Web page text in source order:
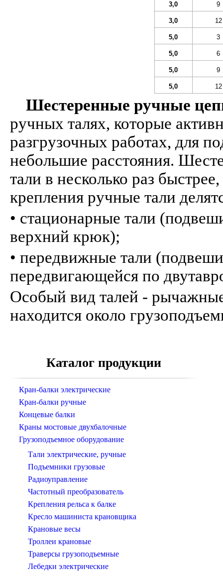
3,0 9
3,0 12
5,0 3
5,0 6
5,0 9
5,0 12
Шестеренные ручные
ручных талях, которые
разгрузочных работах, для
небольшие расстояния.
тали в несколько раз
крепления ручные тали
• стационарные тали
верхний крюк);
• передвижные тали
передвигающейся по
Особый вид талей -
находится около
Каталог продукции
Кран-балки электрические
Кран-балки ручные
Концевые балки
Краны мостовые двухбалочные
Грузоподъемное оборудование
Тали электрические, ручные
Подъемники грузовые
Радиоуправление
Частотный преобразователь
Крепления рельса к балке
Кресло машиниста крановщика
Крановые весы
Троллеи крановые
Траверсы грузоподъемные
Лебедки электрические